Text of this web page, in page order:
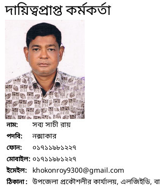
দায়িত্বপ্রাপ্ত কর্মকর্তা
নাম: সব্য সাচী রায়
পদবি: নক্সাকার
ফোন: ০১৭১১৯৮১২২৭
মোবাইল: ০১৭১১৯৮১২২৭
ইমেইল: khokonroy9300@gmail.com
ঠিকানা : উপজেলা প্রকৌশলীর কার্যালয়, এলজিইডি,